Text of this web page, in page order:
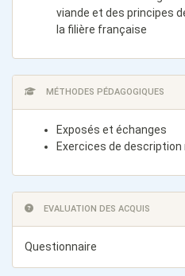
viande et des principes
la filière française
MÉTHODES PÉDAGOGIQUES
Exposés et échanges
Exercices de description
EVALUATION DES ACQUIS
Questionnaire